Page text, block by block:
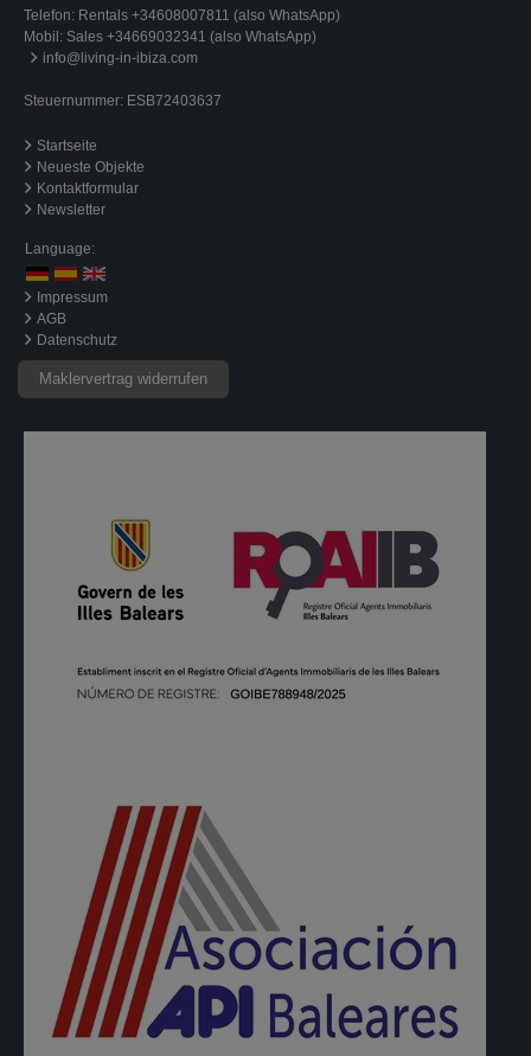
Telefon: Rentals +34608007811 (also WhatsApp)
Mobil: Sales +34669032341 (also WhatsApp)
info@living-in-ibiza.com
Steuernummer: ESB72403637
Startseite
Neueste Objekte
Kontaktformular
Newsletter
Language:
Impressum
AGB
Datenschutz
Maklervertrag widerrufen